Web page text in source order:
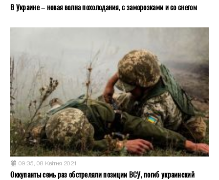
В Украине – новая волна похолодания, с заморозками и со снегом
09:35, 08 Квітня 2021
Оккупанты семь раз обстреляли позиции ВСУ, погиб украинский